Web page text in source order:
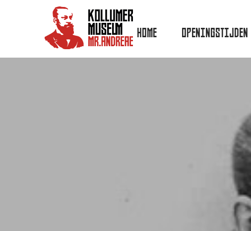
HOME OPENINGSTIJDEN